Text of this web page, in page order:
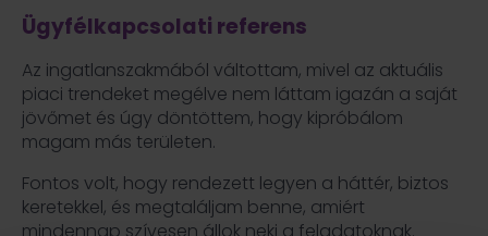
Ügyfélkapcsolati referens
Az ingatlanszakmából váltottam, mivel az aktuális
piaci trendeket megélve nem láttam igazán a saját
jövőmet és úgy döntöttem, hogy kipróbálom
magam más területen.
Fontos volt, hogy rendezett legyen a háttér, biztos
keretekkel, és megtaláljam benne, amiért